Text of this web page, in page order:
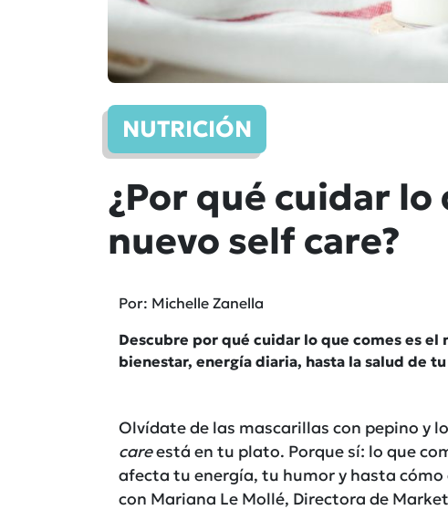
NUTRICIÓN
¿Por qué cuidar lo
nuevo self care?
Por: Michelle Zanella
Descubre por qué cuidar lo que comes es
bienestar, energía diaria, hasta la salud de
Olvídate de las mascarillas con pepino y
careestá en tu plato. Porque sí: lo que
afecta tu energía, tu humor y hasta
con Mariana Le Mollé, Directora de